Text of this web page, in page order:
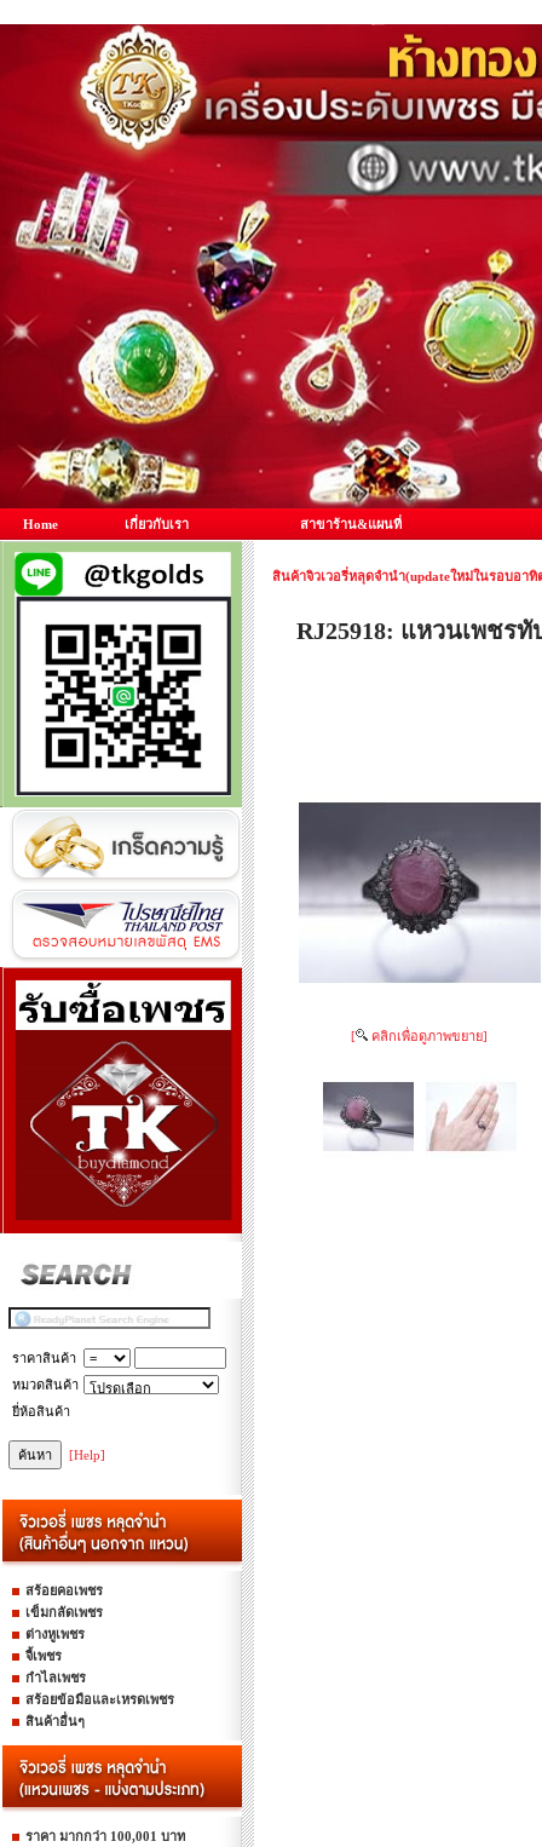
Home เกี่ยวกับเรา สาขาร้าน&แผนที่
ราคาสินค้า
หมวดสินค้า
ยี่ห้อสินค้า
[Help]
สร้อยคอเพชร
เข็มกลัดเพชร
ต่างหูเพชร
จี้เพชร
กำไลเพชร
สร้อยข้อมือและเหรดเพชร
สินค้าอื่นๆ
ราคา มากกว่า 100,001 บาท
สินค้าจิวเวอรี่หลุดจำนำ(updateใหม่ในรอบอาทิ
RJ25918: แหวนเพช
[ คลิกเพื่อดูภาพขยาย]